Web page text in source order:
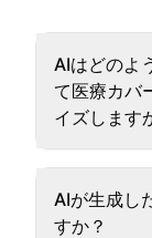
AIはどのよ
て医療カバ
イズします
AIが生成し
すか？